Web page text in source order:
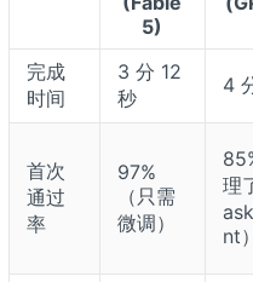
5)
完成
时间
3 分 12
秒
4
首次
通过
率
97%
（只需
微调）
理
nt）